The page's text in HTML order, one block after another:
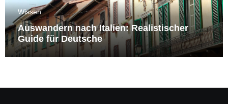
Wissen
Auswandern nach Italien: Realistischer
Guide für Deutsche